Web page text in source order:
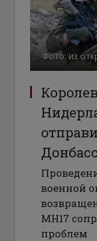
Фото: из
Донбасс
военной
MH17
проблем